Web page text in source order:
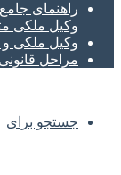
راهنمای
وکیل ملکی
وکیل ملکی
مراحل
جستجو برای